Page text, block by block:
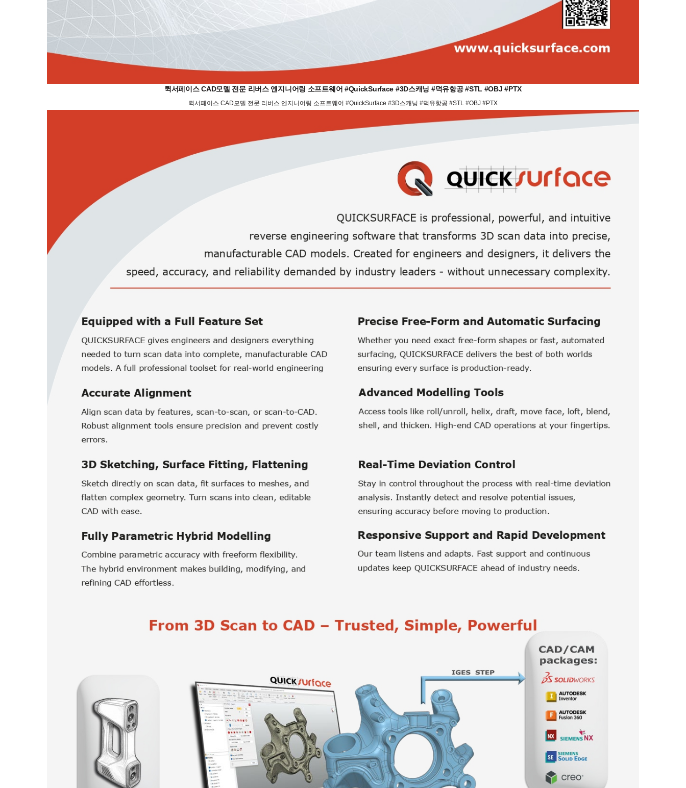
퀵서페이스 CAD모델 전문 리버스 엔지니어링 소프트웨어 #QuickSurface #3D스캐닝 #덕유항공 #STL #OBJ #PTX
퀵서페이스 CAD모델 전문 리버스 엔지니어링 소프트웨어 #QuickSurface #3D스캐닝 #덕유항공 #STL #OBJ #PTX